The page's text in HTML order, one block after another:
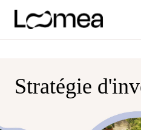
Stratégie